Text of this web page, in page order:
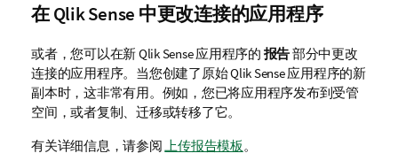
在Qlik Sense 中更改连接的应用程序
或者，您可以在新Qlik Sense应用程序的 报告部分中更改
连接的应用程序。当您创建了原始Qlik Sense应用程序的新
副本时，这非常有用。例如，您已将应用程序发布到受管
空间，或者复制、迁移或转移了它。
有关详细信息，请参阅 上传报告模板 。